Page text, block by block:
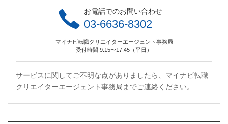
お電話でのお問い合わせ
03-6636-8302
マイナビ転職クリエイターエージェント事務局
受付時間 9:15〜17:45（平日）
サービスに関してご不明な点がありましたら、マイナビ転職
クリエイターエージェント事務局までご連絡ください。